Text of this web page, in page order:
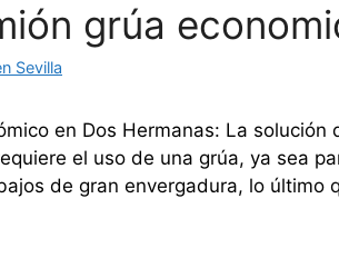
grúa
Sevilla
en Dos Hermanas: La
el uso de una grúa, ya sea
de gran envergadura, lo último